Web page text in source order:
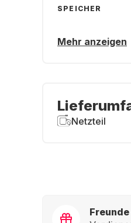
SPEICHER
Mehr anzeigen
Netzteil